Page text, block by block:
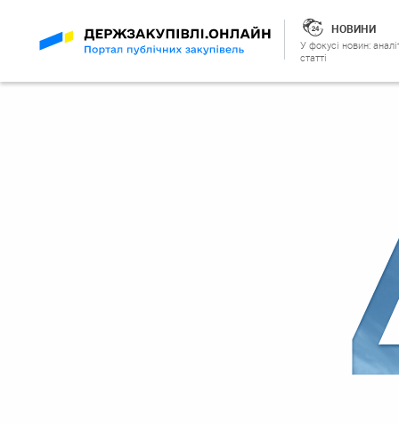
НОВИНИ
У фокусі новин:
статті